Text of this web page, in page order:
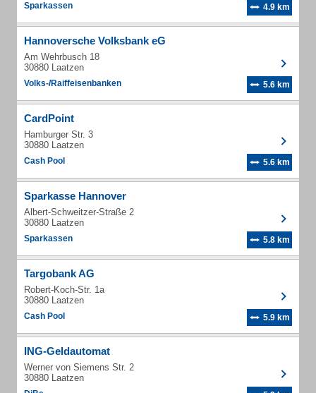
Sparkassen 4.9 km
Hannoversche Volksbank eG
Am Wehrbusch 18
30880 Laatzen
Volks-/Raiffeisenbanken 5.6 km
CardPoint
Hamburger Str. 3
30880 Laatzen
Cash Pool 5.6 km
Sparkasse Hannover
Albert-Schweitzer-Straße 2
30880 Laatzen
Sparkassen 5.8 km
Targobank AG
Robert-Koch-Str. 1a
30880 Laatzen
Cash Pool 5.9 km
ING-Geldautomat
Werner von Siemens Str. 2
30880 Laatzen